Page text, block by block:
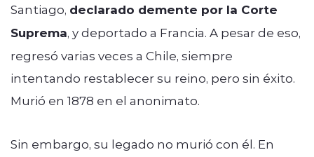
Santiago, declarado demente por la Corte
Suprema, y deportado a Francia. A pesar de eso,
regresó varias veces a Chile, siempre
intentando restablecer su reino, pero sin éxito.
Murió en 1878 en el anonimato.
Sin embargo, su legado no murió con él. En